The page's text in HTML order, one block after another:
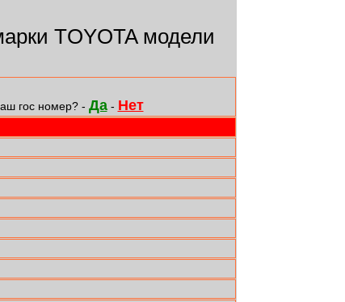
TOYOTA модели
гос номер? - Да- Нет